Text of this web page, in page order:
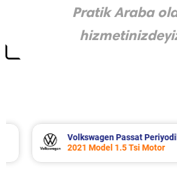
Pratik Araba
Volkswagen Passat Periyodik
2021 Model 1.5 Tsi Motor